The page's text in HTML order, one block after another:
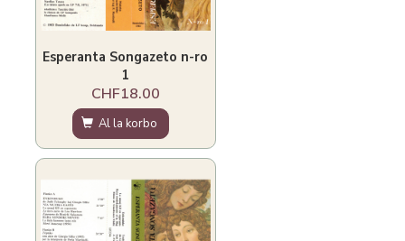
Esperanta Songazeto n-ro
1
CHF18.00
Al la korbo